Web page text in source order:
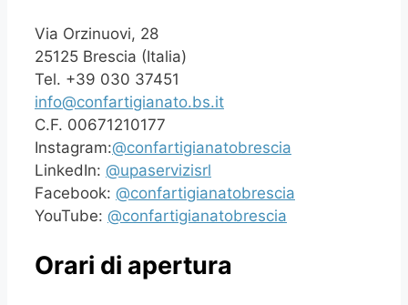
Via Orzinuovi, 28
25125 Brescia (Italia)
Tel. +39 030 37451
info@confartigianato.bs.it
C.F. 00671210177
Instagram:@confartigianatobrescia
LinkedIn: @upaservizisrl
Facebook: @confartigianatobrescia
YouTube: @confartigianatobrescia
Orari di apertura